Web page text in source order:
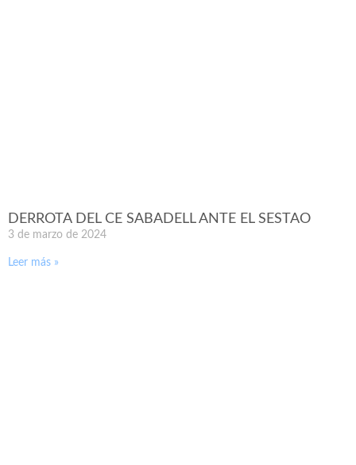
DERROTA DEL CE SABADELL ANTE EL SESTAO
3 de marzo de 2024
Leer más »